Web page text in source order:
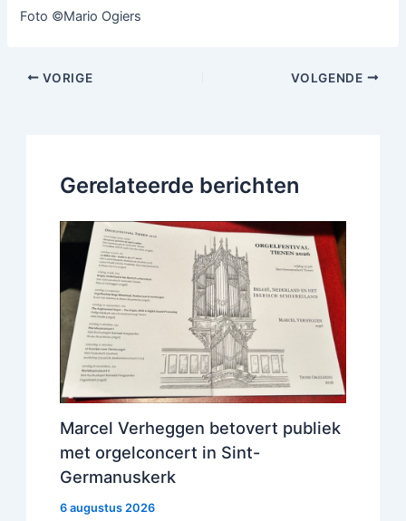
Foto ©Mario Ogiers
VORIGE VOLGENDE
Gerelateerde berichten
Marcel Verheggen betovert publiek
met orgelconcert in Sint-
Germanuskerk
6 augustus 2026